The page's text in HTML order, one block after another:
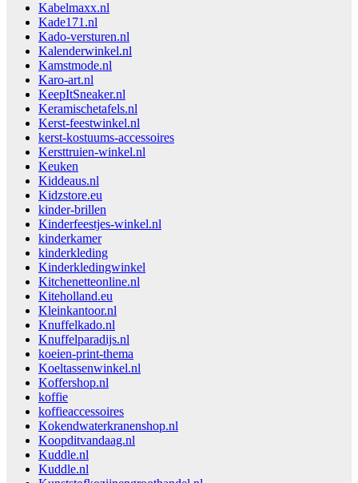
Kabelmaxx.nl
Kade171.nl
Kado-versturen.nl
Kalenderwinkel.nl
Kamstmode.nl
Karo-art.nl
KeepItSneaker.nl
Keramischetafels.nl
Kerst-feestwinkel.nl
kerst-kostuums-accessoires
Kersttruien-winkel.nl
Keuken
Kiddeaus.nl
Kidzstore.eu
kinder-brillen
Kinderfeestjes-winkel.nl
kinderkamer
kinderkleding
Kinderkledingwinkel
Kitchenetteonline.nl
Kiteholland.eu
Kleinkantoor.nl
Knuffelkado.nl
Knuffelparadijs.nl
koeien-print-thema
Koeltassenwinkel.nl
Koffershop.nl
koffie
koffieaccessoires
Kokendwaterkranenshop.nl
Koopditvandaag.nl
Kuddle.nl
Kuddle.nl